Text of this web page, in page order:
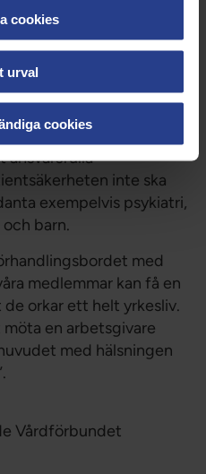
cookies
urval
cookies
höga arbetsbelastning
10 är positiva, enligt en
till när de inte ser någon
ansvarsfulla
inte ska
exempelvis psykiatri,
barn.
med
medlemmar kan få en
orkar ett helt yrkesliv.
en arbetsgivare
med hälsningen
Vårdförbundet